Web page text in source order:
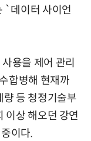
`데이터 사이언
용을 제어 관리
합병해 현재까
량 등 청정기술부
이상 해오던 강연
이다.